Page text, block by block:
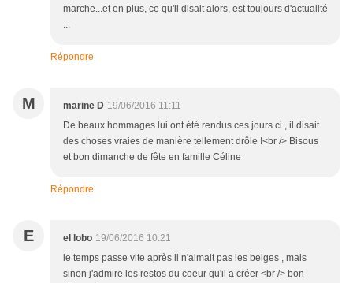
marche...et en plus, ce qu'il disait alors, est toujours d'actualité
...
Répondre
M marine D 19/06/2016 11:11
De beaux hommages lui ont été rendus ces jours ci , il disait
des choses vraies de manière tellement drôle !<br /> Bisous
et bon dimanche de fête en famille Céline
Répondre
E el lobo 19/06/2016 10:21
le temps passe vite après il n'aimait pas les belges , mais
sinon j'admire les restos du coeur qu'il a créer <br /> bon